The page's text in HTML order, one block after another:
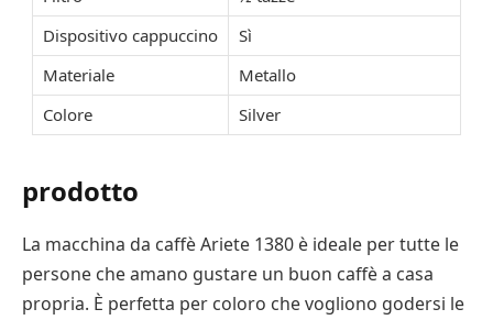
Dispositivo cappuccino
Sì
Materiale
Metallo
Colore
Silver
prodotto
La macchina da caffè Ariete 1380 è ideale per tutte le
persone che amano gustare un buon caffè a casa
propria. È perfetta per coloro che vogliono godersi le